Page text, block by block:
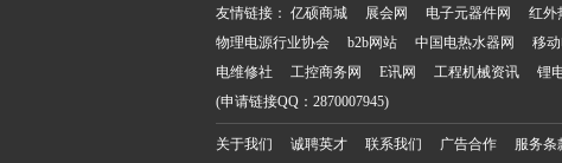
友情链接： 亿硕商城 展会网 电子元器件网 红外
物理电源行业协会
b2b网站 中国电热水器网 移
电维修社
工控商务网 E讯网 工程机械资讯 锂
(申请链接QQ：2870007945)
关于我们 诚聘英才 联系我们 广告合作 服务条